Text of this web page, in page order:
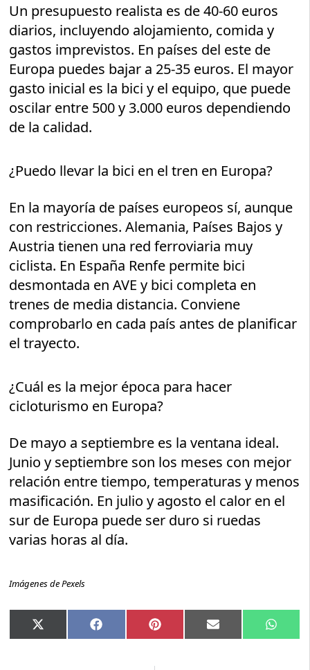
Un presupuesto realista es de 40-60 euros
diarios, incluyendo alojamiento, comida y
gastos imprevistos. En países del este de
Europa puedes bajar a 25-35 euros. El mayor
gasto inicial es la bici y el equipo, que puede
oscilar entre 500 y 3.000 euros dependiendo
de la calidad.
¿Puedo llevar la bici en el tren en Europa?
En la mayoría de países europeos sí, aunque
con restricciones. Alemania, Países Bajos y
Austria tienen una red ferroviaria muy
ciclista. En España Renfe permite bici
desmontada en AVE y bici completa en
trenes de media distancia. Conviene
comprobarlo en cada país antes de planificar
el trayecto.
¿Cuál es la mejor época para hacer
cicloturismo en Europa?
De mayo a septiembre es la ventana ideal.
Junio y septiembre son los meses con mejor
relación entre tiempo, temperaturas y menos
masificación. En julio y agosto el calor en el
sur de Europa puede ser duro si ruedas
varias horas al día.
Imágenes de Pexels
Compartir
en
X
(Twitter)
Compartir
en
Facebook Compartir
en
Pinterest Compartir
en
Email
en